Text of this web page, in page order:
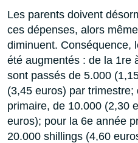
Les parents doivent
ces dépenses, alors
diminuent. Conséquence,
été augmentés : de la 1re
sont passés de 5.000
(3,45 euros) par
primaire, de 10.000 (2,30
euros); pour la 6e année
20.000 shillings (4,60